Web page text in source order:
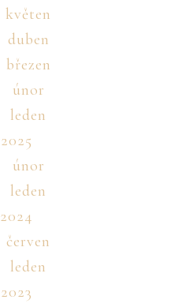
květen
duben
březen
únor
leden
2025
únor
leden
2024
červen
leden
2023